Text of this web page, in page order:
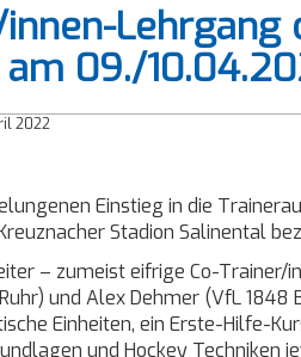
am 09./
2022
Einstieg in die
Stadion Salinental
– zumeist eifrige Co-
und Alex Dehmer (VfL
Einheiten, ein Erste-Hilfe-
und Hockey Techniken